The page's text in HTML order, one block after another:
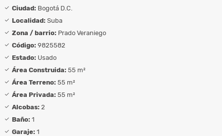
Ciudad: Bogotá D.C.
Localidad: Suba
Zona / barrio: Prado Veraniego
Código: 9825582
Estado: Usado
Área Construida: 55 m²
Área Terreno: 55 m²
Área Privada: 55 m²
Alcobas: 2
Baño: 1
Garaje: 1